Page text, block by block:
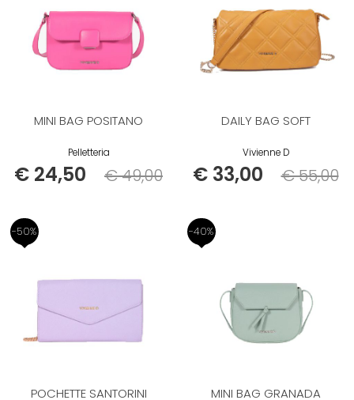
MINI BAG POSITANO
Pelletteria
€ 24,50 Listino
€ 49,00
DAILY BAG SOFT
Vivienne D
€ 33,00 Listino
€ 55,00
-50%
POCHETTE SANTORINI
-40%
MINI BAG GRANADA